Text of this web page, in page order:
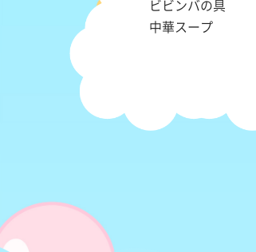
ビビンバの具
中華スープ